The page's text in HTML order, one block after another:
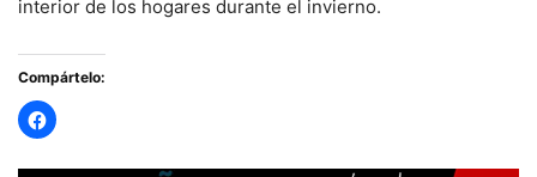
interior de los hogares durante el invierno.
Compártelo: